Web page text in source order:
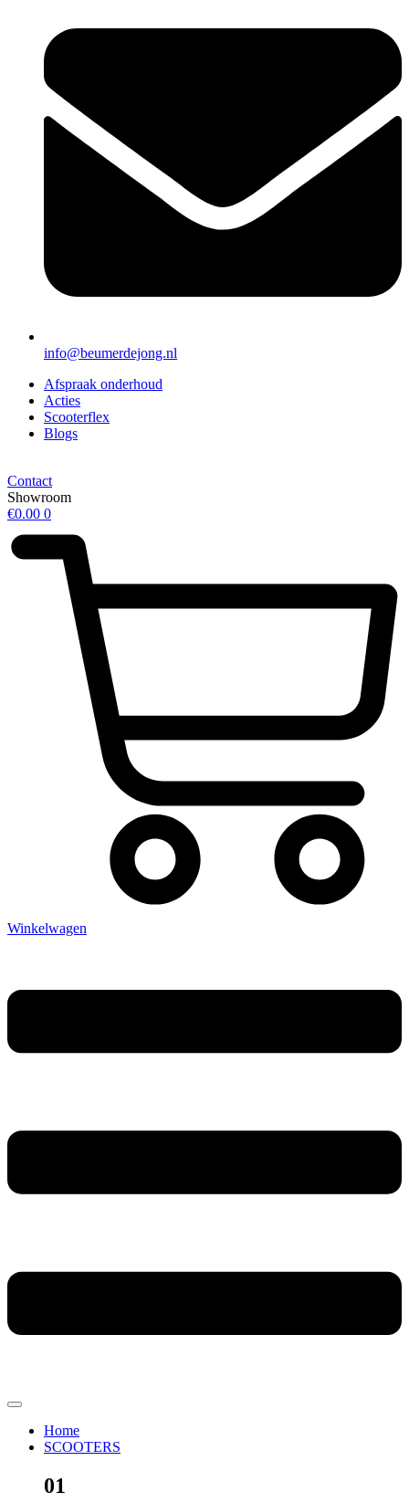
info@beumerdejong.nl
Afspraak onderhoud
Acties
Scooterflex
Blogs
Contact
Showroom
€0.00 0
Winkelwagen
Home
SCOOTERS
01